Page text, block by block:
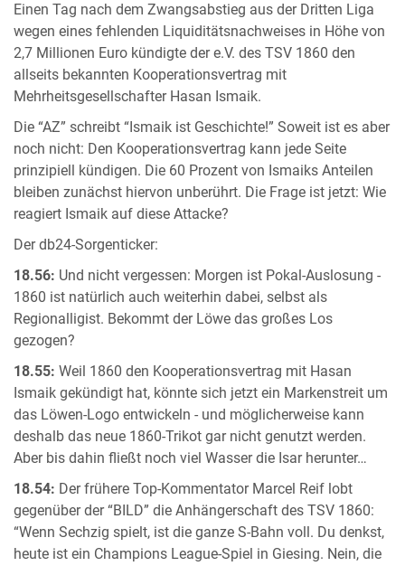
Einen Tag nach dem Zwangsabstieg aus der Dritten Liga
wegen eines fehlenden Liquiditätsnachweises in Höhe von
2,7 Millionen Euro kündigte der e.V. des TSV 1860 den
allseits bekannten Kooperationsvertrag mit
Mehrheitsgesellschafter Hasan Ismaik.
Die “AZ” schreibt “Ismaik ist Geschichte!” Soweit ist es aber
noch nicht: Den Kooperationsvertrag kann jede Seite
prinzipiell kündigen. Die 60 Prozent von Ismaiks Anteilen
bleiben zunächst hiervon unberührt. Die Frage ist jetzt: Wie
reagiert Ismaik auf diese Attacke?
Der db24-Sorgenticker:
18.56: Und nicht vergessen: Morgen ist Pokal-Auslosung -
1860 ist natürlich auch weiterhin dabei, selbst als
Regionalligist. Bekommt der Löwe das großes Los
gezogen?
18.55: Weil 1860 den Kooperationsvertrag mit Hasan
Ismaik gekündigt hat, könnte sich jetzt ein Markenstreit um
das Löwen-Logo entwickeln - und möglicherweise kann
deshalb das neue 1860-Trikot gar nicht genutzt werden.
Aber bis dahin fließt noch viel Wasser die Isar herunter…
18.54: Der frühere Top-Kommentator Marcel Reif lobt
gegenüber der “BILD” die Anhängerschaft des TSV 1860:
“Wenn Sechzig spielt, ist die ganze S-Bahn voll. Du denkst,
heute ist ein Champions League-Spiel in Giesing. Nein, die